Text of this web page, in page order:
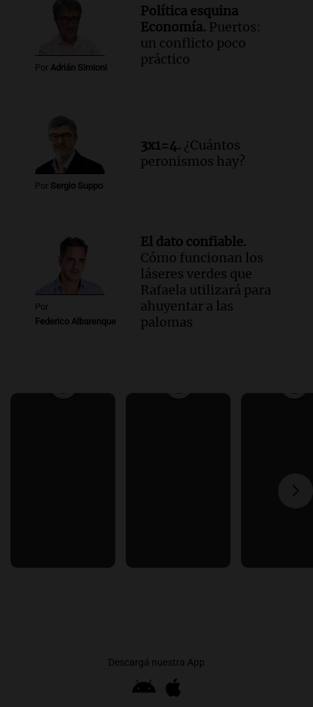
Por Adrián Simioni
Política esquina
Economía. Puertos:
un conflicto poco
práctico
Por Sergio Suppo
3x1=4. ¿Cuántos
peronismos hay?
Por
Federico Albarenque
El dato confiable.
Cómo funcionan los
láseres verdes que
Rafaela utilizará para
ahuyentar a las
palomas
Descargá nuestra App